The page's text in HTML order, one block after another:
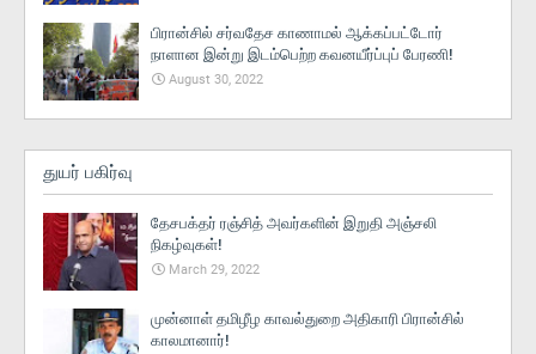
பிரான்சில் சர்வதேச காணாமல் ஆக்கப்பட்டோர்
நாளான இன்று இடம்பெற்ற கவனயீர்ப்புப் பேரணி!
August 30, 2022
துயர் பகிர்வு
தேசபக்தர் ரஞ்சித் அவர்களின் இறுதி அஞ்சலி
நிகழ்வுகள்!
March 29, 2022
முன்னாள் தமிழீழ காவல்துறை அதிகாரி பிரான்சில்
காலமானார்!